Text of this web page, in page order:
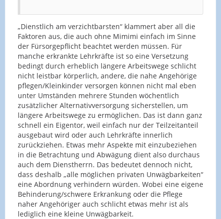
„Dienstlich am verzichtbarsten“ klammert aber all die
Faktoren aus, die auch ohne Mimimi einfach im Sinne
der Fürsorgepflicht beachtet werden müssen. Für
manche erkrankte Lehrkräfte ist so eine Versetzung
bedingt durch erheblich längere Arbeitswege schlicht
nicht leistbar körperlich, andere, die nahe Angehörige
pflegen/Kleinkinder versorgen können nicht mal eben
unter Umständen mehrere Stunden wöchentlich
zusätzlicher Alternativversorgung sicherstellen, um
längere Arbeitswege zu ermöglichen. Das ist dann ganz
schnell ein Eigentor, weil einfach nur der Teilzeitanteil
ausgebaut wird oder auch Lehrkräfte innerlich
zurückziehen. Etwas mehr Aspekte mit einzubeziehen
in die Betrachtung und Abwägung dient also durchaus
auch dem Dienstherrn. Das bedeutet dennoch nicht,
dass deshalb „alle möglichen privaten Unwägbarkeiten“
eine Abordnung verhindern würden. Wobei eine eigene
Behinderung/schwere Erkrankung oder die Pflege
naher Angehöriger auch schlicht etwas mehr ist als
lediglich eine kleine Unwägbarkeit.